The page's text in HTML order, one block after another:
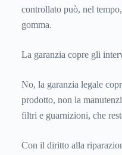
controllato può, nel
gomma.
La garanzia copre gli
No, la garanzia legale
prodotto, non la
filtri e guarnizioni, che
Con il diritto alla